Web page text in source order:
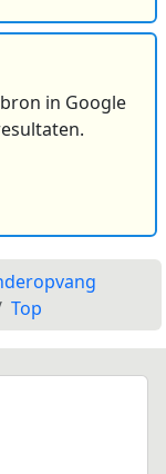
in Google
Top